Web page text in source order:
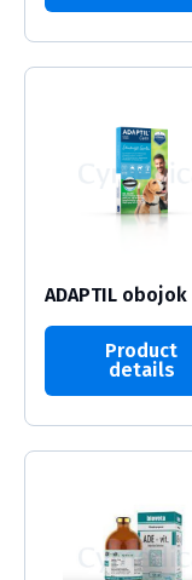
ADAPTIL obojok
Product
details